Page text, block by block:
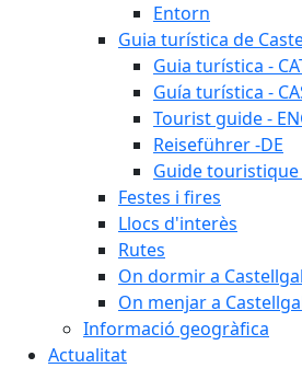
Entorn
Guia turística de
Guia turística -
Guía turística -
Tourist guide -
Reiseführer -DE
Guide touristique
Festes i fires
Llocs d'interès
Rutes
On dormir a
On menjar a
Informació geogràfica
Actualitat